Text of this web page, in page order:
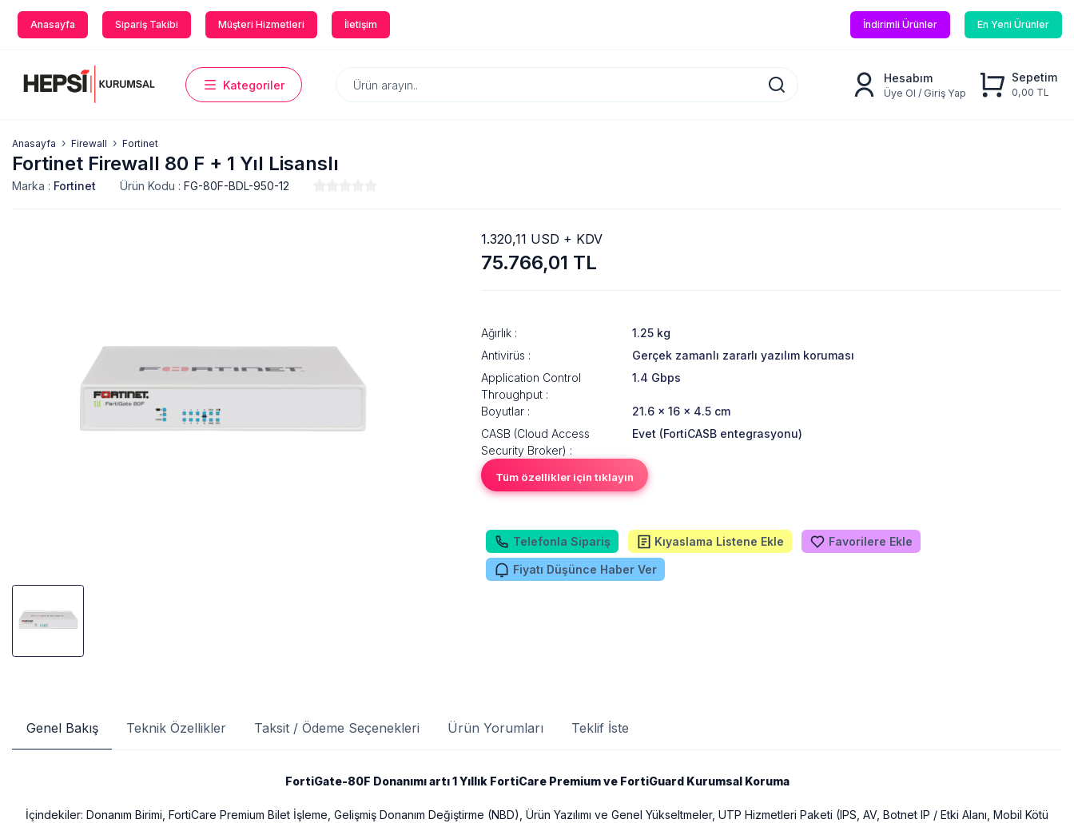
Anasayfa Sipariş Takibi Müşteri Hizmetleri İletişim İndirimli Ürünler En Yeni Ürünler
Kategoriler
Hesabım
Üye Ol / Giriş Yap
Sepetim
0,00 TL
Anasayfa Firewall Fortinet
Fortinet Firewall 80 F + 1 Yıl Lisanslı
Marka : Fortinet Ürün Kodu : FG-80F-BDL-950-12
75.766,01 TL
1.320,11 USD + KDV
Ağırlık :
1.25 kg
Antivirüs :
Gerçek zamanlı zararlı yazılım koruması
Application Control
Throughput :
1.4 Gbps
Boyutlar :
21.6 × 16 × 4.5 cm
CASB (Cloud Access
Security Broker) :
Evet (FortiCASB entegrasyonu)
Tüm özellikler için tıklayın
Telefonla Sipariş Kıyaslama Listene Ekle Favorilere Ekle
Fiyatı Düşünce Haber Ver
Genel Bakış Teknik Özellikler Taksit / Ödeme Seçenekleri Ürün Yorumları Teklif İste
FortiGate-80F Donanımı artı 1 Yıllık FortiCare Premium ve FortiGuard Kurumsal Koruma
İçindekiler: Donanım Birimi, FortiCare Premium Bilet İşleme, Gelişmiş Donanım Değiştirme (NBD), Ürün Yazılımı ve Genel Yükseltmeler, UTP Hizmetleri Paketi (IPS, AV, Botnet IP / Etki Alanı, Mobil Kötü